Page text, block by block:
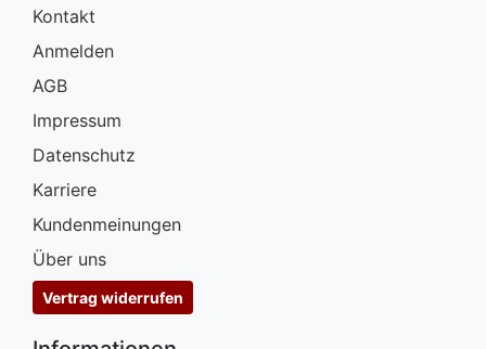
Kontakt
Anmelden
AGB
Impressum
Datenschutz
Karriere
Kundenmeinungen
Über uns
Vertrag widerrufen